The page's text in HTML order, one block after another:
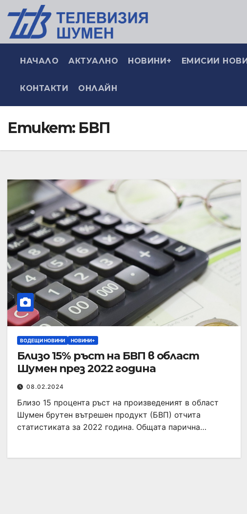
НАЧАЛО АКТУАЛНО НОВИНИ+ ЕМИСИИ
КОНТАКТИ ОНЛАЙН
Етикет: БВП
ВОДЕЩИ НОВИНИ НОВИНИ+
Близо 15% ръст на БВП в област
Шумен през 2022 година
08.02.2024
Близо 15 процента ръст на произведеният в област
Шумен брутен вътрешен продукт (БВП) отчита
статистиката за 2022 година. Общата парична…